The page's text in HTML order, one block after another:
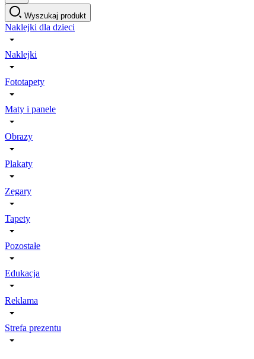
Wyszukaj produkt
Naklejki dla dzieci
Naklejki
Fototapety
Maty i panele
Obrazy
Plakaty
Zegary
Tapety
Pozostałe
Edukacja
Reklama
Strefa prezentu